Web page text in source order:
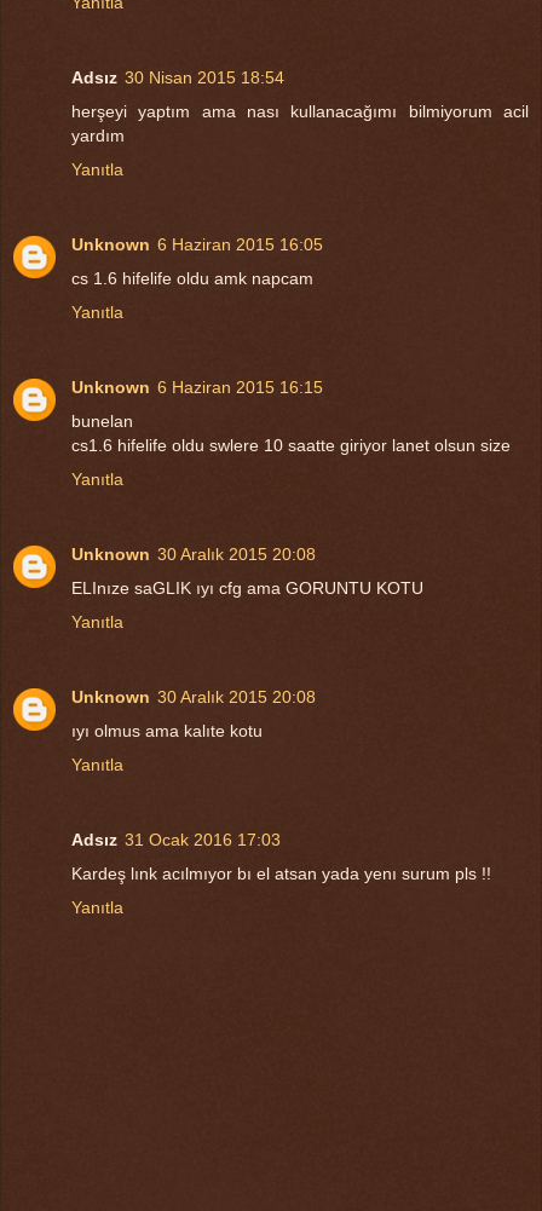
Adsız 30 Nisan 2015 18:54
herşeyi yaptım ama nası kullanacağımı bilmiyorum acil
yardım
Yanıtla
Unknown 6 Haziran 2015 16:05
cs 1.6 hifelife oldu amk napcam
Yanıtla
Unknown 6 Haziran 2015 16:15
bunelan
cs1.6 hifelife oldu swlere 10 saatte giriyor lanet olsun size
Yanıtla
Unknown 30 Aralık 2015 20:08
ELInıze saGLIK ıyı cfg ama GORUNTU KOTU
Yanıtla
Unknown 30 Aralık 2015 20:08
ıyı olmus ama kalıte kotu
Yanıtla
Adsız 31 Ocak 2016 17:03
Kardeş lınk acılmıyor bı el atsan yada yenı surum pls !!
Yanıtla